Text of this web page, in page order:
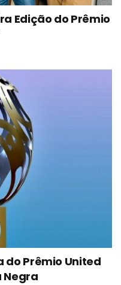
Edição do Prêmio
do Prêmio United
Negra